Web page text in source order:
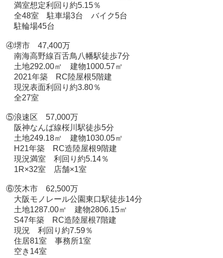
満室想定利回り約5.15％
全48室 駐車場3台 バイク5台
駐輪場45台
④堺市 47,400万
南海高野線百舌鳥八幡駅徒歩7分
土地292.00㎡ 建物1000.57㎡
2021年築 RC陸屋根5階建
現況表面利回り約3.80％
全27室
⑤浪速区 57,000万
阪神なんば線桜川駅徒歩5分
土地249.18㎡ 建物1030.05㎡
H21年築 RC造陸屋根9階建
現況満室 利回り約5.14％
1R×32室 店舗×1室
⑥茨木市 62,500万
大阪モノレール公園東口駅徒歩14分
土地1287.00㎡ 建物2806.15㎡
S47年築 RC造陸屋根7階建
現況 利回り約7.59％
住居81室 事務所1室
空き14室